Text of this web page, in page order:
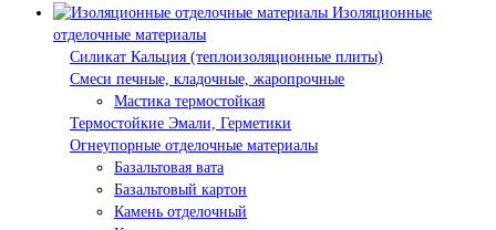
Изоляционные
отделочные материалы
Силикат Кальция (теплоизоляционные плиты)
Смеси печные, кладочные, жаропрочные
Мастика термостойкая
Термостойкие Эмали, Герметики
Огнеупорные отделочные материалы
Базальтовая вата
Базальтовый картон
Камень отделочный